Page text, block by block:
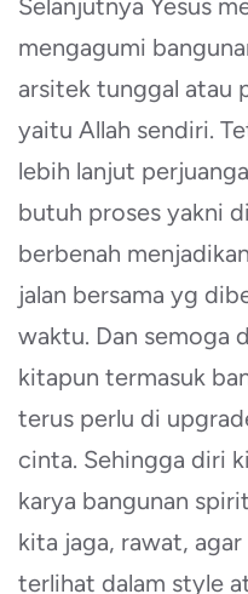
Selanjutnya Yesus
mengagumi
arsitek tunggal atau
yaitu Allah sendiri.
lebih lanjut
butuh proses yakni
berbenah
jalan bersama yg
waktu. Dan semoga
kitapun termasuk
terus perlu di
cinta. Sehingga diri
karya bangunan
kita jaga, rawat,
terlihat dalam style